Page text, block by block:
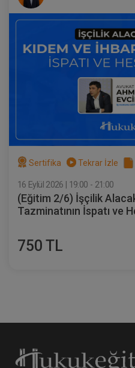
Tüketici Hukuku
Kat Mülkiyeti ve
Hukuku - IV. Medeni
360 TL
Sertifika Tekrar İzle
16 Eylül 2026 | 19:00 - 21:00
(Eğitim 2/6) İşçilik
Tazminatının İspatı ve
750 TL